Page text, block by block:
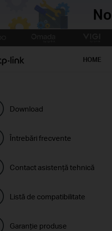
Reliably Smart HOME
Download
Întrebări frecvente
Contact asistenţă tehnică
Listă de compatibilitate
Garanție produse